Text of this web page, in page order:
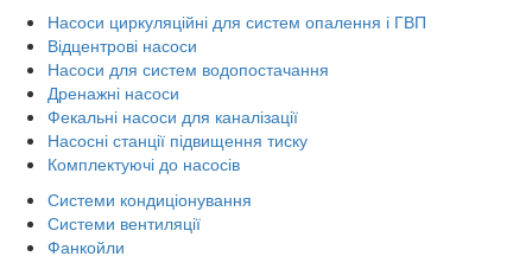
Насоси циркуляційні для систем опалення і ГВП
Відцентрові насоси
Насоси для систем водопостачання
Дренажні насоси
Фекальні насоси для каналізації
Насосні станції підвищення тиску
Комплектуючі до насосів
Системи кондиціонування
Системи вентиляції
Фанкойли